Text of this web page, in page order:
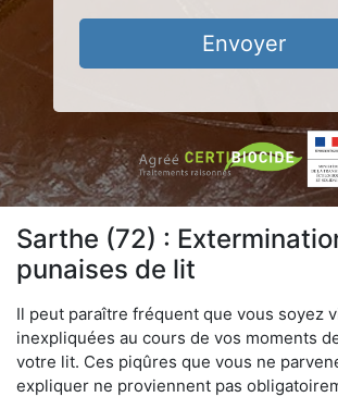
Envoyer
Sarthe (72) :
punaises de lit
Il peut paraître fréquent que vous soyez
inexpliquées au cours de vos moments
votre lit. Ces piqûres que vous ne
expliquer ne proviennent pas